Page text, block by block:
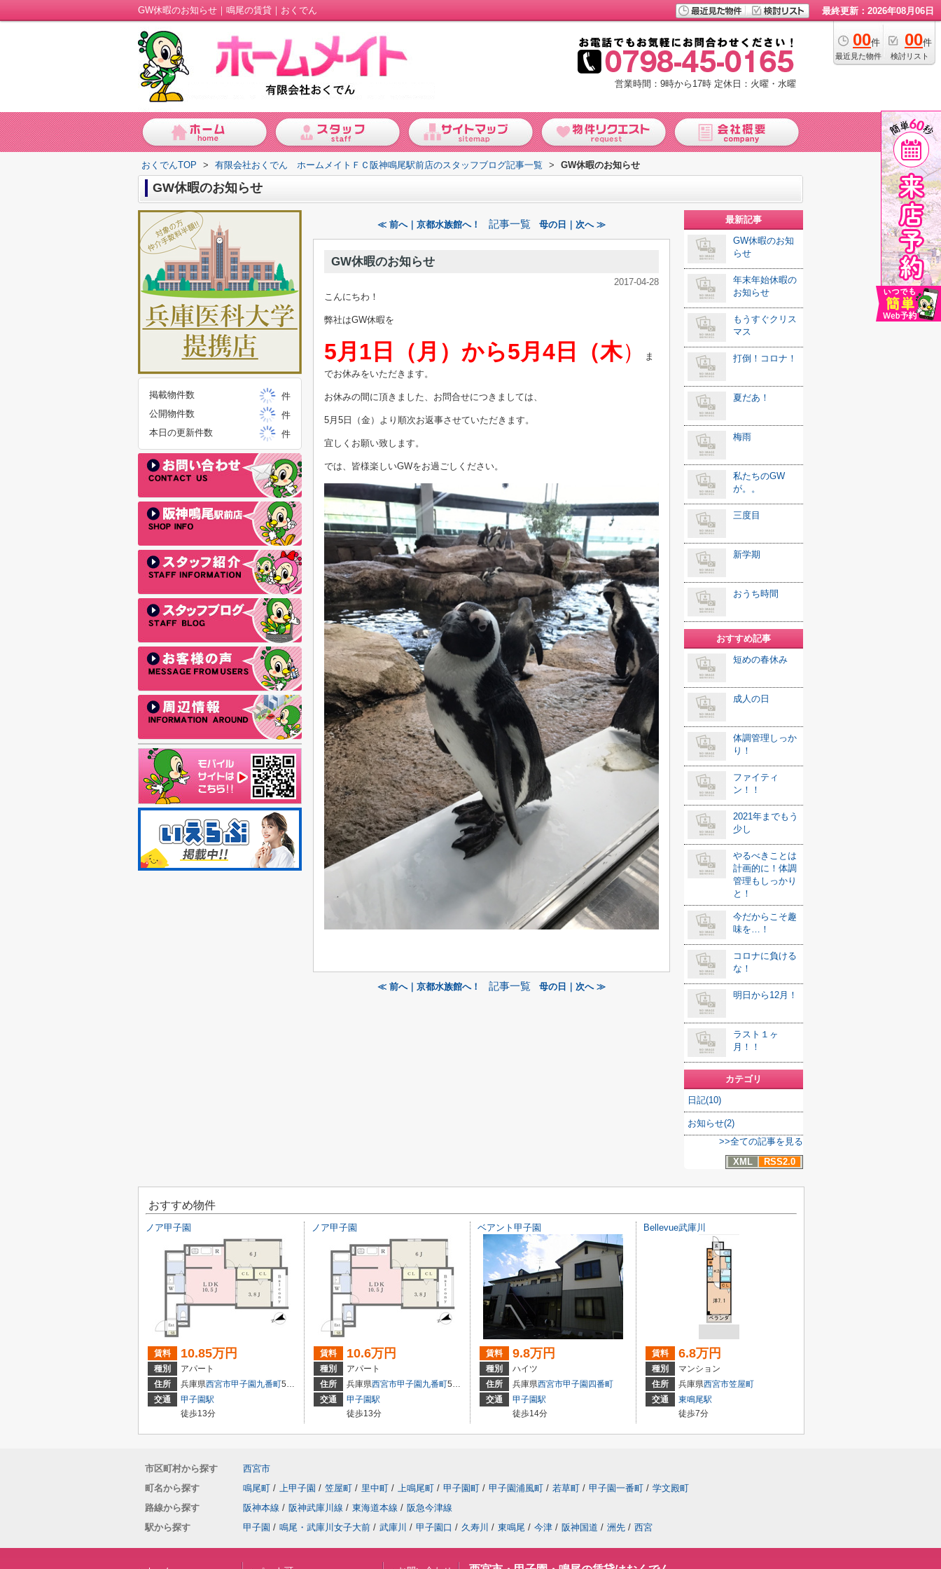
GW休暇のお知らせ｜鳴尾の賃貸｜おくでん 最終更新：2026年08月06日
00件
最近見た物件
00件
検討リスト
営業時間：9時から17時 定休日：火曜・水曜
おくでんTOP > 有限会社おくでん ホームメイトＦＣ阪神鳴尾駅前店のスタッフブログ記事一覧 > GW休暇のお知らせ
GW休暇のお知らせ
≪ 前へ｜京都水族館へ！ 記事一覧 母の日｜次へ ≫
GW休暇のお知らせ
2017-04-28
こんにちわ！
弊社はGW休暇を
5月1日（月）から5月4日（木）
ま
でお休みをいただきます。
お休みの間に頂きました、お問合せにつきましては、
5月5日（金）より順次お返事させていただきます。
宜しくお願い致します。
では、皆様楽しいGWをお過ごしください。
≪ 前へ｜京都水族館へ！ 記事一覧 母の日｜次へ ≫
最新記事
GW休暇のお知
らせ
年末年始休暇の
お知らせ
もうすぐクリス
マス
打倒！コロナ！
夏だあ！
梅雨
私たちのGW
が。。
三度目
新学期
おうち時間
おすすめ記事
短めの春休み
成人の日
体調管理しっか
り！
ファイティ
ン！！
2021年までもう
少し
やるべきことは
計画的に！体調
管理もしっかり
と！
今だからこそ趣
味を…！
コロナに負ける
な！
明日から12月！
ラスト１ヶ
月！！
カテゴリ
日記(10)
お知らせ(2)
>>全ての記事を見る
XML
RSS2.0
掲載物件数
件
公開物件数
件
本日の更新件数
件
おすすめ物件
ノア甲子園
賃料 10.85万円
種別
アパート
住所
兵庫県西宮市甲子園九番町5-16
交通
甲子園駅
徒歩13分
ノア甲子園
賃料 10.6万円
種別
アパート
住所
兵庫県西宮市甲子園九番町5-16
交通
甲子園駅
徒歩13分
ベアント甲子園
賃料 9.8万円
種別
ハイツ
住所
兵庫県西宮市甲子園四番町
交通
甲子園駅
徒歩14分
Bellevue武庫川
賃料 6.8万円
種別
マンション
住所
兵庫県西宮市笠屋町
交通
東鳴尾駅
徒歩7分
市区町村から探す
西宮市
町名から探す
鳴尾町 / 上甲子園 / 笠屋町 / 里中町 / 上鳴尾町 / 甲子園町 / 甲子園浦風町 / 若草町 / 甲子園一番町 / 学文殿町
路線から探す
阪神本線 / 阪神武庫川線 / 東海道本線 / 阪急今津線
駅から探す
甲子園 / 鳴尾・武庫川女子大前 / 武庫川 / 甲子園口 / 久寿川 / 東鳴尾 / 今津 / 阪神国道 / 洲先 / 西宮